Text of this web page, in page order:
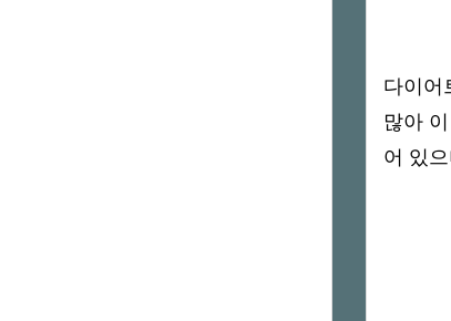
다이어
많아
어 있